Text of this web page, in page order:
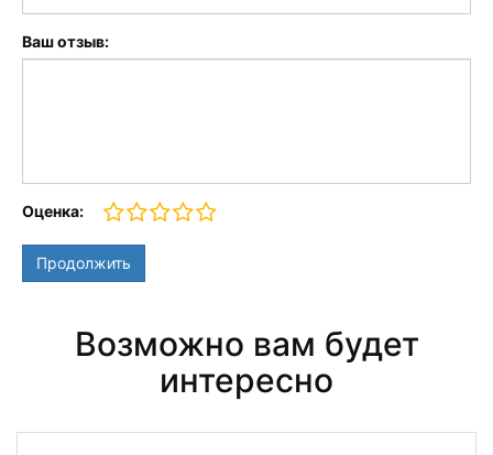
Ваш отзыв:
Оценка:
Продолжить
Возможно вам будет
интересно